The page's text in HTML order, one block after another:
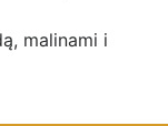
malinami i